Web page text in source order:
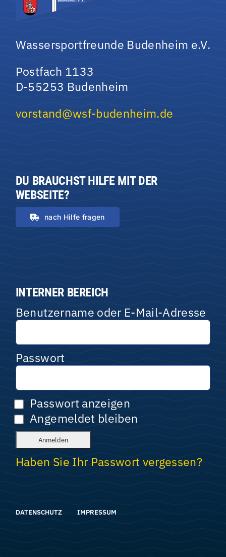
Wassersportfreunde Budenheim e.V.
Postfach 1133
D-55253 Budenheim
vorstand@wsf-budenheim.de
DU BRAUCHST HILFE MIT DER
WEBSEITE?
nach Hilfe fragen
DATENSCHUTZ IMPRESSUM
INTERNER BEREICH
Benutzername oder E-Mail-Adresse
Passwort
Passwort anzeigen
Angemeldet bleiben
Haben Sie Ihr Passwort vergessen?